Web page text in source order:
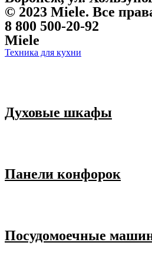
© 2023 Miele. Все
8 800 500-20-92
Miele
Техника для кухни
Духовые шкафы
Панели конфорок
Посудомоечные